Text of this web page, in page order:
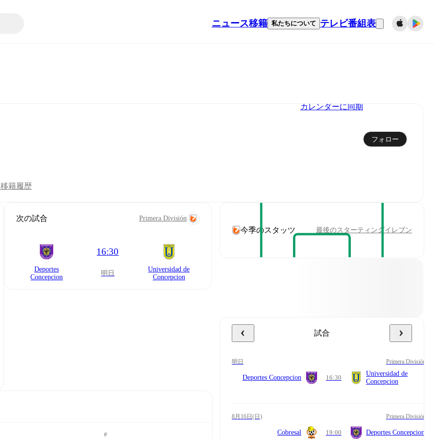
ニュース移籍 私たちについて テレビ番組表
カレンダーに同期
フォロー
移籍履歴
次の試合 Primera División
Deportes
Concepcion
16:30
明日
Universidad de
Concepcion
#
今季のスタッツ 最後のスターティングイレブン
試合
明日 Primera División
Deportes Concepcion 16:30
Universidad de
Concepcion
8月16日(日) Primera División
Cobresal 19:00 Deportes Concepcion